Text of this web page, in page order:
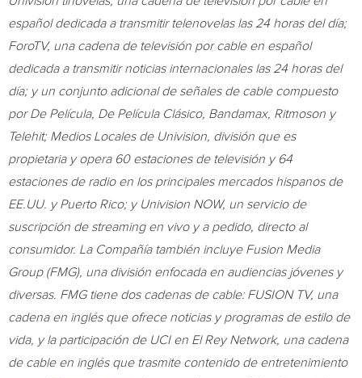
español dedicada a transmitir telenovelas las 24 horas del día;
ForoTV, una cadena de televisión por cable en español
dedicada a transmitir noticias internacionales las 24 horas del
día; y un conjunto adicional de señales de cable compuesto
por De Película, De Película Clásico, Bandamax, Ritmoson y
Telehit; Medios Locales de Univision, división que es
propietaria y opera 60 estaciones de televisión y 64
estaciones de radio en los principales mercados hispanos de
EE.UU. yPuerto Rico; y Univision NOW, un servicio de
suscripción de streaming en vivo y a pedido, directo al
consumidor. La Compañía también incluye Fusion Media
Group (FMG), una división enfocada en audiencias jóvenes y
diversas. FMG tiene dos cadenas de cable: FUSION TV, una
cadena en inglés que ofrece noticias y programas de estilo de
vida, y la participación de UCI en El Rey Network, una cadena
de cable en inglés que trasmite contenido de entretenimiento